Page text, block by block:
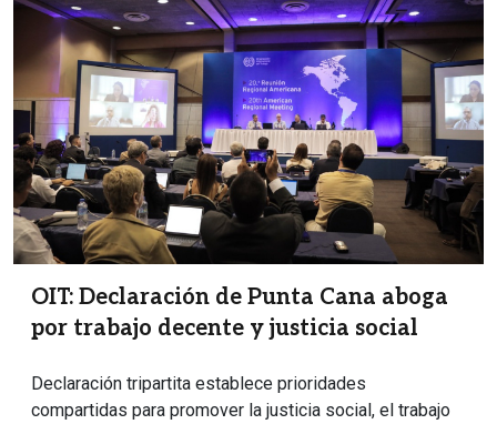
OIT: Declaración de Punta Cana aboga
por trabajo decente y justicia social
Declaración tripartita establece prioridades
compartidas para promover la justicia social, el trabajo